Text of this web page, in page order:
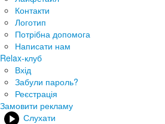
Контакти
Логотип
Потрібна допомога
Написати нам
Relax-клуб
Вхід
Забули пароль?
Реєстрація
Замовити рекламу
Слухати